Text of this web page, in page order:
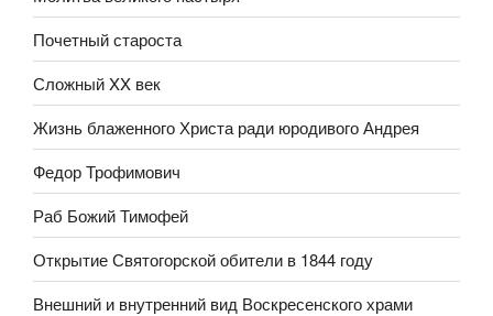
Почетный староста
Сложный XX век
Жизнь блаженного Христа ради юродивого Андрея
Федор Трофимович
Раб Божий Тимофей
Открытие Святогорской обители в 1844 году
Внешний и внутренний вид Воскресенского храми